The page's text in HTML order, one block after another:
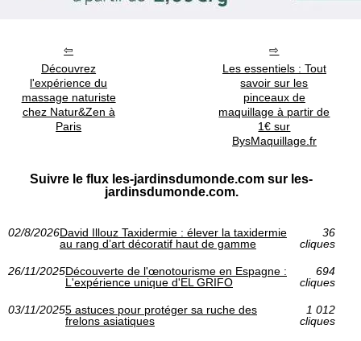
Découvrez
l'expérience du
massage naturiste
chez Natur&Zen à
Paris
Les essentiels : Tout
savoir sur les
pinceaux de
maquillage à partir de
1€ sur
BysMaquillage.fr
Suivre le flux les-jardinsdumonde.com sur les-
jardinsdumonde.com.
02/8/2026David Illouz Taxidermie : élever la taxidermie
au rang d’art décoratif haut de gamme
36
cliques
26/11/2025Découverte de l'œnotourisme en Espagne :
L'expérience unique d'EL GRIFO
694
cliques
03/11/20255 astuces pour protéger sa ruche des
frelons asiatiques
1 012
cliques